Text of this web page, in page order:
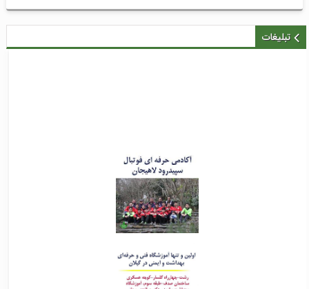
تبلیغات